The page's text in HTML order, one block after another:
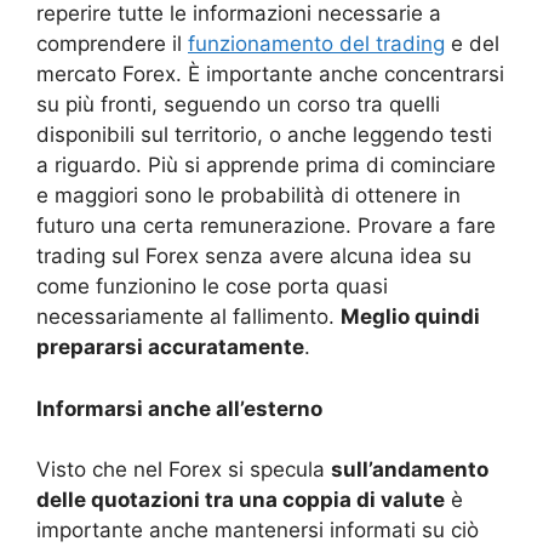
reperire tutte le informazioni necessarie a
comprendere il funzionamento del trading e del
mercato Forex. È importante anche concentrarsi
su più fronti, seguendo un corso tra quelli
disponibili sul territorio, o anche leggendo testi
a riguardo. Più si apprende prima di cominciare
e maggiori sono le probabilità di ottenere in
futuro una certa remunerazione. Provare a fare
trading sul Forex senza avere alcuna idea su
come funzionino le cose porta quasi
necessariamente al fallimento. Meglio quindi
prepararsi accuratamente.
Informarsi anche all’esterno
Visto che nel Forex si specula sull’andamento
delle quotazioni tra una coppia di valute è
importante anche mantenersi informati su ciò